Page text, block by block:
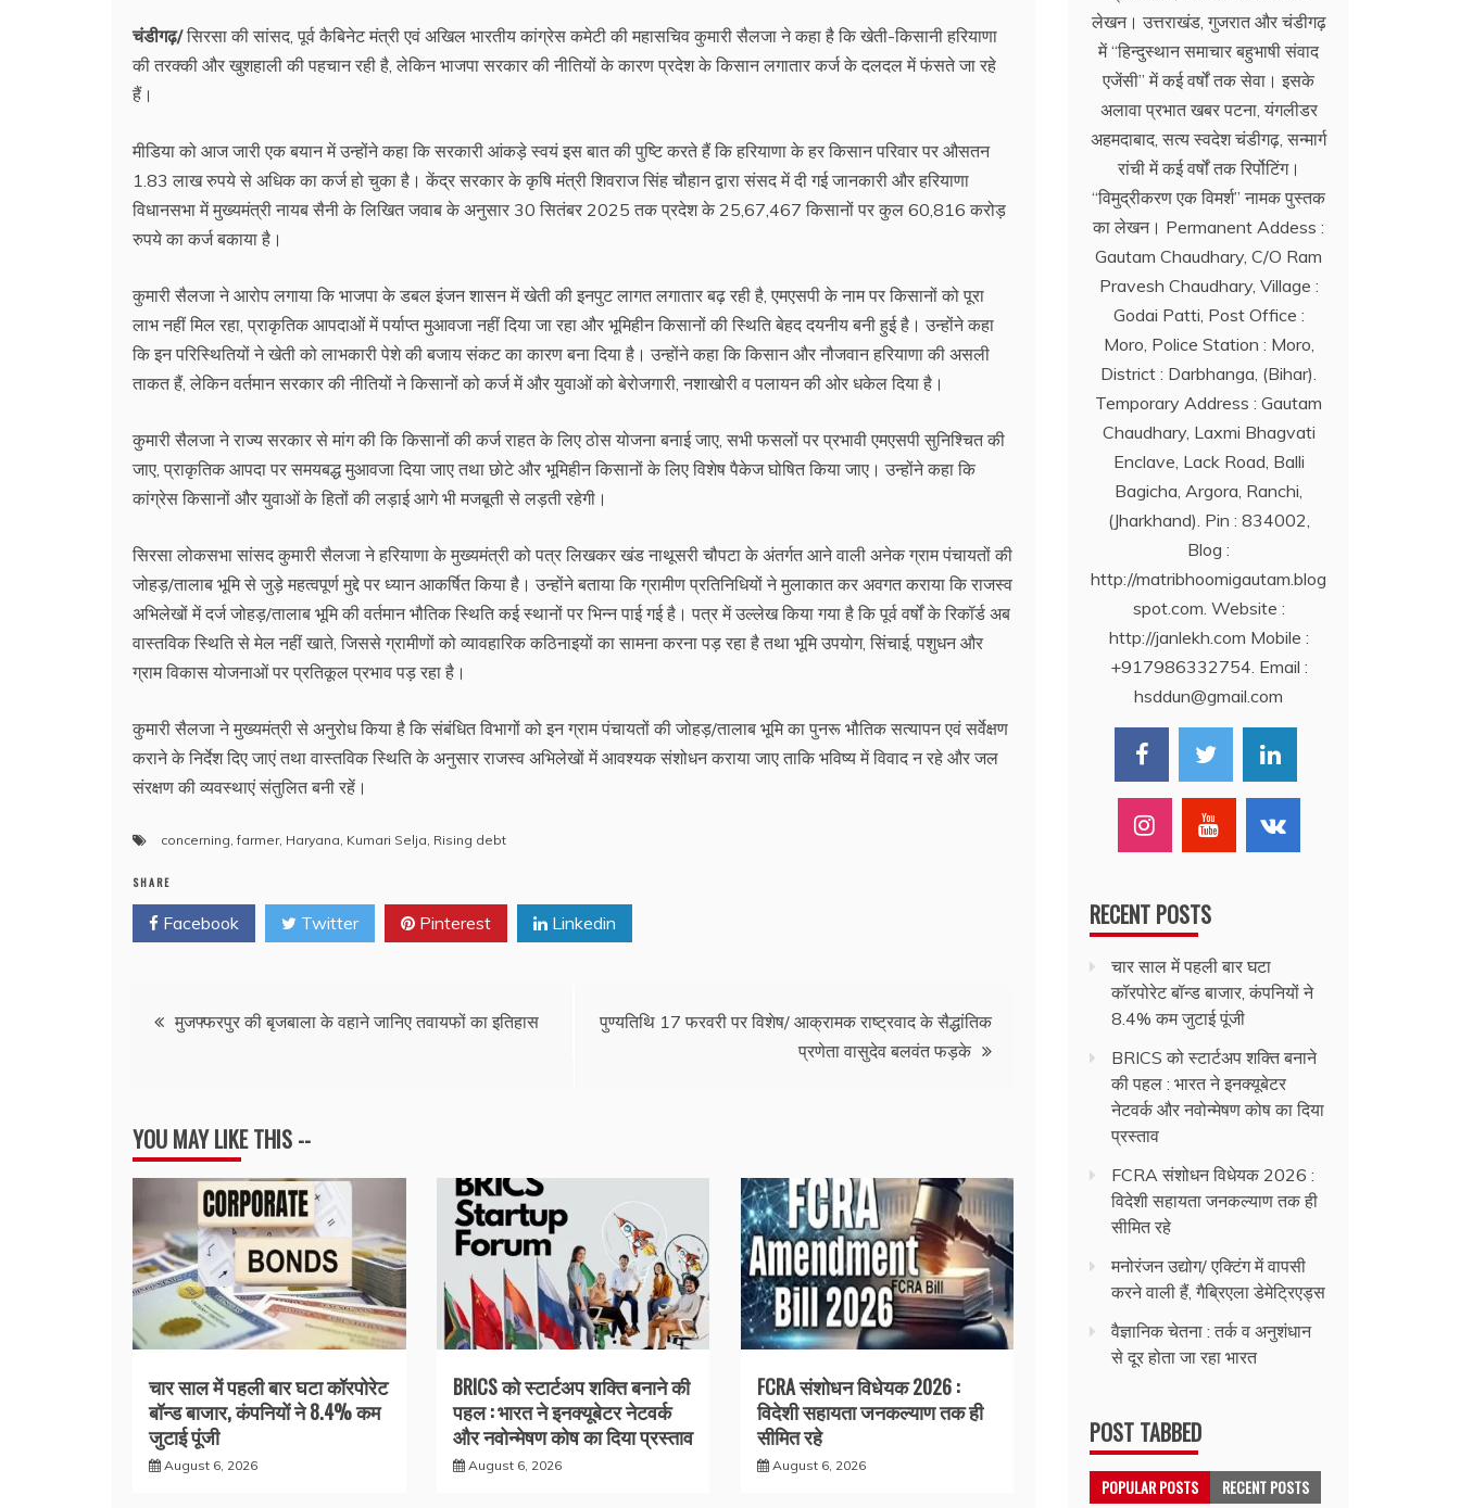
चंडीगढ़/सिरसा की सांसद, पूर्व कैबिनेट मंत्री एवं अखिल भारतीय कांग्रेस कमेटी की महासचिव कुमारी सैलजा ने कहा है कि खेती-किसानी हरियाणा
की तरक्की और खुशहाली की पहचान रही है, लेकिन भाजपा सरकार की नीतियों के कारण प्रदेश के किसान लगातार कर्ज के दलदल में फंसते जा रहे
हैं।
मीडिया को आज जारी एक बयान में उन्होंने कहा कि सरकारी आंकड़े स्वयं इस बात की पुष्टि करते हैं कि हरियाणा के हर किसान परिवार पर औसतन
1.83 लाख रुपये से अधिक का कर्ज हो चुका है। केंद्र सरकार के कृषि मंत्री शिवराज सिंह चौहान द्वारा संसद में दी गई जानकारी और हरियाणा
विधानसभा में मुख्यमंत्री नायब सैनी के लिखित जवाब के अनुसार 30 सितंबर 2025 तक प्रदेश के 25,67,467 किसानों पर कुल 60,816 करोड़
रुपये का कर्ज बकाया है।
कुमारी सैलजा ने आरोप लगाया कि भाजपा के डबल इंजन शासन में खेती की इनपुट लागत लगातार बढ़ रही है, एमएसपी के नाम पर किसानों को पूरा
लाभ नहीं मिल रहा, प्राकृतिक आपदाओं में पर्याप्त मुआवजा नहीं दिया जा रहा और भूमिहीन किसानों की स्थिति बेहद दयनीय बनी हुई है। उन्होंने कहा
कि इन परिस्थितियों ने खेती को लाभकारी पेशे की बजाय संकट का कारण बना दिया है। उन्होंने कहा कि किसान और नौजवान हरियाणा की असली
ताकत हैं, लेकिन वर्तमान सरकार की नीतियों ने किसानों को कर्ज में और युवाओं को बेरोजगारी, नशाखोरी व पलायन की ओर धकेल दिया है।
कुमारी सैलजा ने राज्य सरकार से मांग की कि किसानों की कर्ज राहत के लिए ठोस योजना बनाई जाए, सभी फसलों पर प्रभावी एमएसपी सुनिश्चित की
जाए, प्राकृतिक आपदा पर समयबद्ध मुआवजा दिया जाए तथा छोटे और भूमिहीन किसानों के लिए विशेष पैकेज घोषित किया जाए। उन्होंने कहा कि
कांग्रेस किसानों और युवाओं के हितों की लड़ाई आगे भी मजबूती से लड़ती रहेगी।
सिरसा लोकसभा सांसद कुमारी सैलजा ने हरियाणा के मुख्यमंत्री को पत्र लिखकर खंड नाथूसरी चौपटा के अंतर्गत आने वाली अनेक ग्राम पंचायतों की
जोहड़/तालाब भूमि से जुड़े महत्वपूर्ण मुद्दे पर ध्यान आकर्षित किया है। उन्होंने बताया कि ग्रामीण प्रतिनिधियों ने मुलाकात कर अवगत कराया कि राजस्व
अभिलेखों में दर्ज जोहड़/तालाब भूमि की वर्तमान भौतिक स्थिति कई स्थानों पर भिन्न पाई गई है। पत्र में उल्लेख किया गया है कि पूर्व वर्षों के रिकॉर्ड अब
वास्तविक स्थिति से मेल नहीं खाते, जिससे ग्रामीणों को व्यावहारिक कठिनाइयों का सामना करना पड़ रहा है तथा भूमि उपयोग, सिंचाई, पशुधन और
ग्राम विकास योजनाओं पर प्रतिकूल प्रभाव पड़ रहा है।
कुमारी सैलजा ने मुख्यमंत्री से अनुरोध किया है कि संबंधित विभागों को इन ग्राम पंचायतों की जोहड़/तालाब भूमि का पुनरू भौतिक सत्यापन एवं सर्वेक्षण
कराने के निर्देश दिए जाएं तथा वास्तविक स्थिति के अनुसार राजस्व अभिलेखों में आवश्यक संशोधन कराया जाए ताकि भविष्य में विवाद न रहे और जल
संरक्षण की व्यवस्थाएं संतुलित बनी रहें।
concerning ,farmer, Haryana Kumari Selja Rising debt
SHARE
Facebook Twitter Pinterest Linkedin
Postमुजफ्फरपुर की बृजबाला के वहाने जानिए तवायफों का इतिहास
पुण्यतिथि 17 फरवरी पर विशेष/ आक्रामक राष्ट्रवाद के सैद्धांतिक
प्रणेता वासुदेव बलवंत फड़के
YOU MAY LIKE THIS --
चार साल में पहली बार घटा कॉरपोरेट
बॉन्ड बाजार, कंपनियों ने 8.4% कम
जुटाई पूंजी
August 6, 2026
BRICS को स्टार्टअप शक्ति बनाने की
पहल : भारत ने इनक्यूबेटर नेटवर्क
और नवोन्मेषण कोष का दिया प्रस्ताव
August 6, 2026
FCRA संशोधन विधेयक 2026 :
विदेशी सहायता जनकल्याण तक ही
सीमित रहे
August 6, 2026
लेखन। उत्तराखंड, गुजरात और चंडीगढ़
में ‘‘हिन्दुस्थान समाचार बहुभाषी संवाद
एजेंसी’’ में कई वर्षों तक सेवा। इसके
अलावा प्रभात खबर पटना, यंगलीडर
अहमदाबाद, सत्य स्वदेश चंडीगढ़, सन्मार्ग
रांची में कई वर्षों तक रिर्पोटिंग।
‘‘विमुद्रीकरण एक विमर्श’’ नामक पुस्तक
का लेखन। Permanent Addess :
Gautam Chaudhary, C/O Ram
Pravesh Chaudhary, Village :
Godai Patti, Post Office :
Moro, Police Station : Moro,
District : Darbhanga, (Bihar).
Temporary Address : Gautam
Chaudhary, Laxmi Bhagvati
Enclave, Lack Road, Balli
Bagicha, Argora, Ranchi,
(Jharkhand). Pin : 834002,
Blog :
http://matribhoomigautam.blog
spot.com. Website :
http://janlekh.com Mobile :
+917986332754. Email :
hsddun@gmail.com
RECENT POSTS
चार साल में पहली बार घटा
कॉरपोरेट बॉन्ड बाजार, कंपनियों ने
8.4% कम जुटाई पूंजी
BRICS को स्टार्टअप शक्ति बनाने
की पहल : भारत ने इनक्यूबेटर
नेटवर्क और नवोन्मेषण कोष का दिया
प्रस्ताव
FCRA संशोधन विधेयक 2026 :
विदेशी सहायता जनकल्याण तक ही
सीमित रहे
मनोरंजन उद्योग/ एक्टिंग में वापसी
करने वाली हैं, गैब्रिएला डेमेट्रिएड्स
वैज्ञानिक चेतना : तर्क व अनुशंधान
से दूर होता जा रहा भारत
POST TABBED
POPULAR POSTS RECENT POSTS